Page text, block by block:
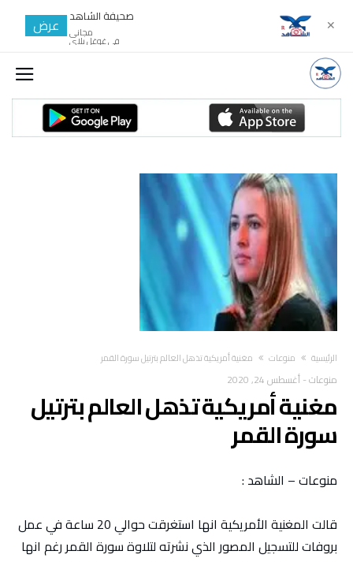
‫الرئيسية‬ منوعات مغنية أمريكية تذهل العالم بترتيل سورة القمر
منوعات-أغسطس 24, 2020
مغنية أمريكية تذهل العالم بترتيل
سورة القمر
منوعات – الشاهد :
قالت المغنية الأمريكية انها استغرقت حوالي 20 ساعة في عمل
بروفات للتسجيل المصور الذي نشرته لتلاوة سورة القمر رغم انها
✕ صحيفة الشاهد
مجانى
في غوغل بلاي
عرض